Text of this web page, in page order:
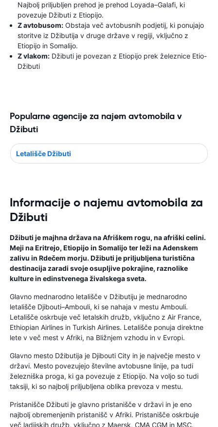
Najbolj priljubljen prehod je prehod Loyada–Galafi, ki
povezuje Džibuti z Etiopijo.
Z avtobusom: Obstaja več avtobusnih podjetij, ki ponujajo
storitve iz Džibutija v druge države v regiji, vključno z
Etiopijo in Somalijo.
Z vlakom: Džibuti je povezan z Etiopijo prek železnice Etio-
Džibuti
Popularne agencije za najem avtomobila v
Džibuti
Letališče Džibuti
Informacije o najemu avtomobila za
Džibuti
Džibuti je majhna država na Afriškem rogu, na afriški celini.
Meji na Eritrejo, Etiopijo in Somalijo ter leži na Adenskem
zalivu in Rdečem morju. Džibuti je priljubljena turistična
destinacija zaradi svoje osupljive pokrajine, raznolike
kulture in edinstvenega živalskega sveta.
Glavno mednarodno letališče v Džibutiju je mednarodno
letališče Djibouti–Ambouli, ki se nahaja v mestu Ambouli.
Letališče oskrbuje več letalskih družb, vključno z Air France,
Ethiopian Airlines in Turkish Airlines. Letališče ponuja direktne
lete v več mest v Afriki, na Bližnjem vzhodu in v Evropi.
Glavno mesto Džibutija je Djibouti City in je največje mesto v
državi. Mesto povezujejo številne avtobusne linije, pa tudi
železniška proga, ki ga povezuje z Etiopijo. Na voljo so tudi
taksiji, ki so najbolj priljubljena oblika prevoza v mestu.
Pristanišče Džibuti je glavno pristanišče v državi in ​​je eno
najbolj obremenjenih pristanišč v Afriki. Pristanišče oskrbuje
več ladijskih družb, vključno z Maersk, CMA CGM in MSC.